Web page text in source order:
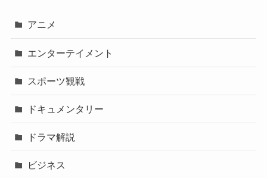
アニメ
エンターテイメント
スポーツ観戦
ドキュメンタリー
ドラマ解説
ビジネス